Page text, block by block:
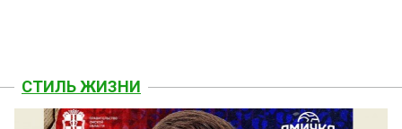
СТИЛЬ ЖИЗНИ